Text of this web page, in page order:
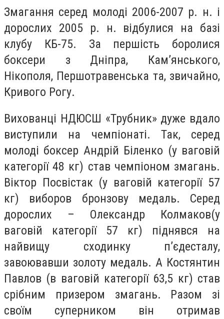
Змагання серед молоді 2006-2007 р. н. і
дорослих 2005 р. н. відбулися на базі
клубу КБ-75. За першість боролися
боксери з Дніпра, Кам’янського,
Нікополя, Першотравенська та, звичайно,
Кривого Рогу.
Вихованці НДЮСШ «Трубник» дуже вдало
виступили на чемпіонаті. Так, серед
молоді боксер Андрій Біленко (у ваговій
категорії 48 кг) став чемпіоном змагань.
Віктор Посвістак (у ваговій категорії 57
кг) виборов бронзову медаль. Серед
дорослих – Олександр Колмаков(у
ваговій категорії 57 кг) піднявся на
найвищу сходинку п’єдесталу,
завоювавши золоту медаль. А Костянтин
Павлов (в ваговій категорії 63,5 кг) став
срібним призером змагань. Разом зі
своїм суперником він отримав